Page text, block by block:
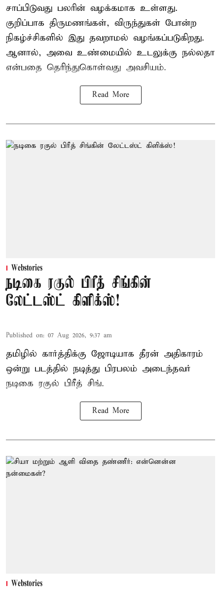
சாப்பிடுவது பலரின் வழக்கமாக உள்ளது.
குறிப்பாக திருமணங்கள், விருந்துகள் போன்ற
நிகழ்ச்சிகளில் இது தவறாமல் வழங்கப்படுகிறது.
ஆனால், அவை உண்மையில் உடலுக்கு நல்லதா
என்பதை தெரிந்துகொள்வது அவசியம்.
Read More
Webstories
நடிகை ரகுல் பிரீத் சிங்கின்
லேட்டஸ்ட் கிளிக்ஸ்!
Published on: 07 Aug 2026, 9:37 am
தமிழில் கார்த்திக்கு ஜோடியாக தீரன் அதிகாரம்
ஒன்று படத்தில் நடித்து பிரபலம் அடைந்தவர்
நடிகை ரகுல் பிரீத் சிங்.
Read More
Webstories